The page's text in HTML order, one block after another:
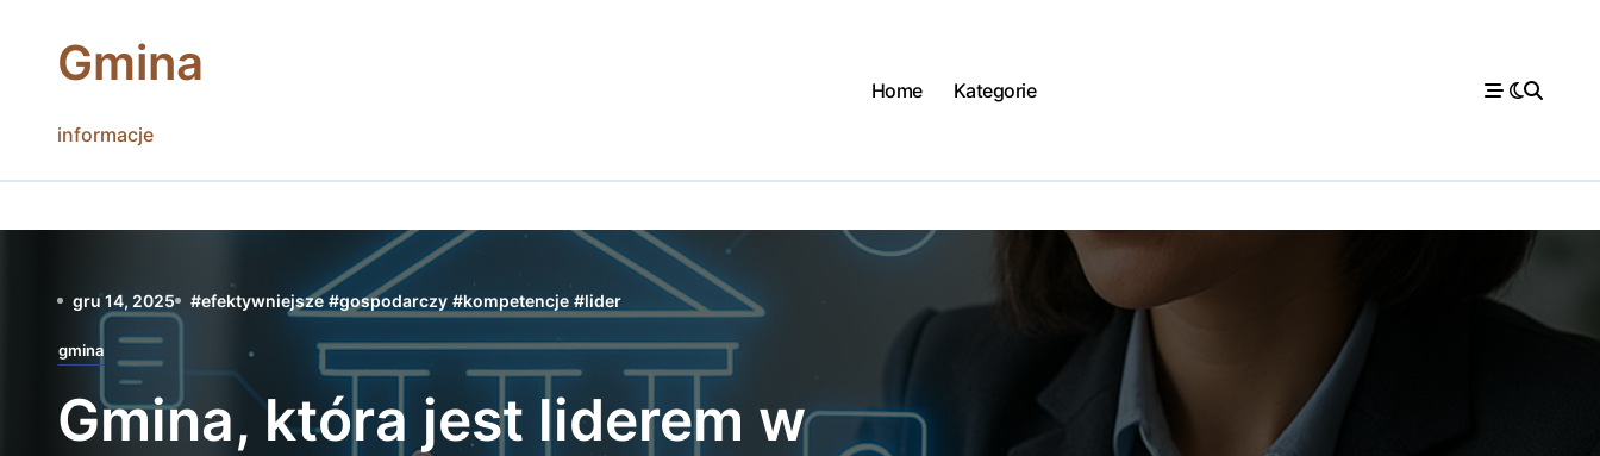
contentGmina
informacje
Home Kategorie
gru 14, 2025 #efektywniejsze #gospodarczy #kompetencje #lider
gmina
Gmina, która jest liderem w